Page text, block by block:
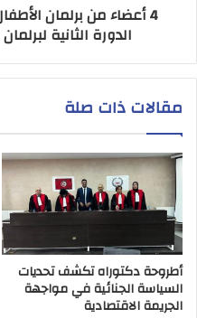
4 أعضاء من برلمان
الدورة الثانية
مقالات ذات صلة
أطروحة دكتوراه تكشف تحديات
السياسة الجنائية في مواجهة
الجريمة الاقتصادية